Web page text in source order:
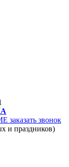
заказать звонок
и праздников)